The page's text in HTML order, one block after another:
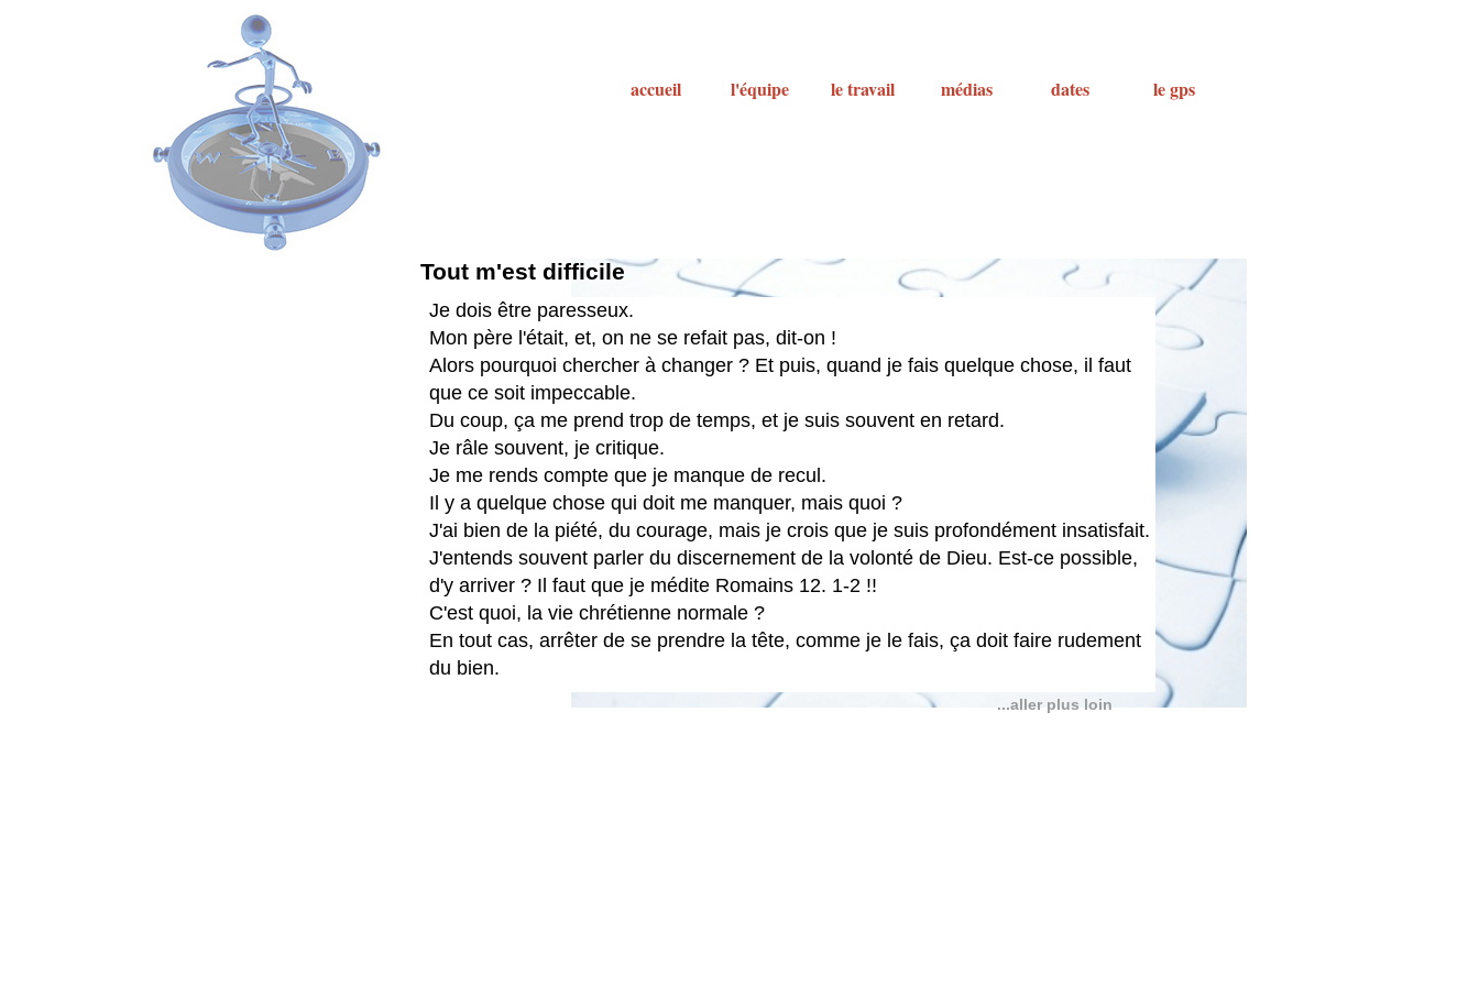
accueil l'équipe le travail médias dates le gps
Je dois être paresseux.
Mon père l'était, et, on ne se refait pas, dit-on !
Alors pourquoi chercher à changer ? Et puis, quand je fais quelque chose, il faut
que ce soit impeccable.
Du coup, ça me prend trop de temps, et je suis souvent en retard.
Je râle souvent, je critique.
Je me rends compte que je manque de recul.
Il y a quelque chose qui doit me manquer, mais quoi ?
J'ai bien de la piété, du courage, mais je crois que je suis profondément insatisfait.
J'entends souvent parler du discernement de la volonté de Dieu. Est-ce possible,
d'y arriver ? Il faut que je médite Romains 12. 1-2 !!
C'est quoi, la vie chrétienne normale ?
En tout cas, arrêter de se prendre la tête, comme je le fais, ça doit faire rudement
du bien.
...aller plus loin
Tout m'est difficile